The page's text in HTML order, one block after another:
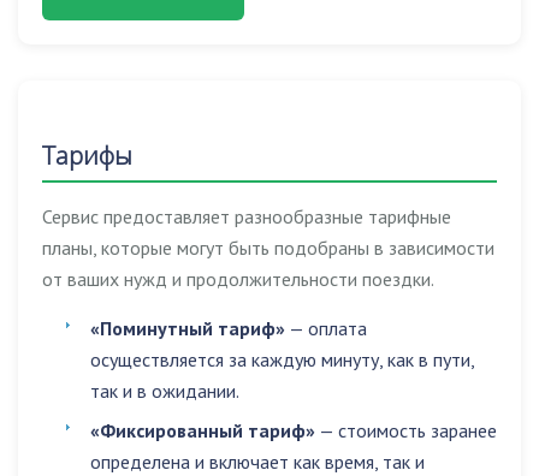
Тарифы
Сервис предоставляет разнообразные тарифные
планы, которые могут быть подобраны в зависимости
от ваших нужд и продолжительности поездки.
«Поминутный тариф» — оплата
осуществляется за каждую минуту, как в пути,
так и в ожидании.
«Фиксированный тариф» — стоимость заранее
определена и включает как время, так и